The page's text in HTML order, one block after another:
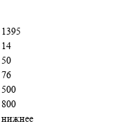
1395
14
50
76
500
800
нижнее